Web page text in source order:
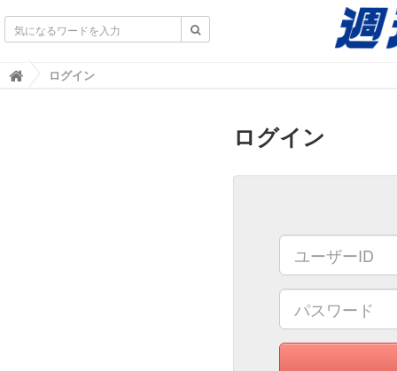
不動産業界専門紙｜週刊住宅タイムズ｜不動産情報
ログイン
ログイン